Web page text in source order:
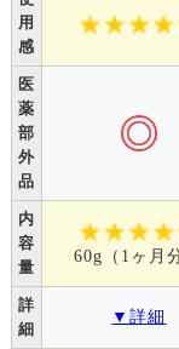
用
感
医
薬
部
外
品
内
容
量
60g（1ヶ月
詳
細
▼詳細